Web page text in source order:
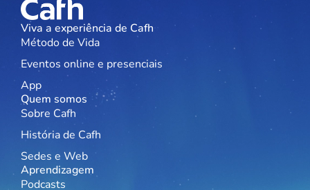
Viva a experiência de Cafh
Método de Vida
Eventos online e presenciais
App
Quem somos
Sobre Cafh
História de Cafh
Sedes e Web
Aprendizagem
Podcasts